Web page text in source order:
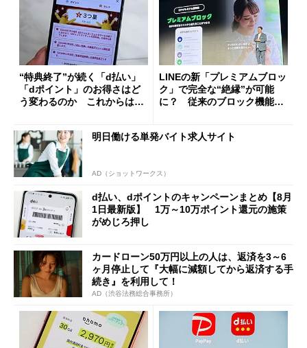
“特典終了”が続く「d払い」
「dポイント」のお得さはど
う変わるのか これからは
LINEの新「プレミアムブロッ
ク」で完全な“絶縁”が可能
に？ 従来のブロック機能と
明日働ける単発バイト求人サイト
AD（ショットワークス）
d払い、dポイントのキャンペーンまとめ【8月
1日最新版】 1万～10万ポイント還元の施策
がめじろ押し
カードローン50万円以上の人は、返済を3～6
ヶ月停止して『大幅に減額してから返済する手
続き』を利用して！
AD（渋谷法務総合事務所）